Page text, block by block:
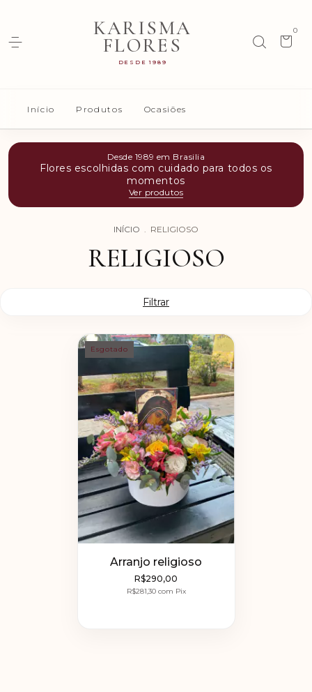
KARISMA
FLORES
DESDE 1989
0
Início Produtos Ocasiões
Desde 1989 em Brasilia
Flores escolhidas com cuidado para todos os
momentos
Ver produtos
INÍCIO . RELIGIOSO
RELIGIOSO
Filtrar
Esgotado
Arranjo religioso
R$290,00
R$281,30 com Pix